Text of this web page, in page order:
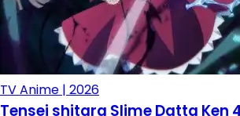
TV Anime | 2026
Tensei shitara Slime Datta Ken